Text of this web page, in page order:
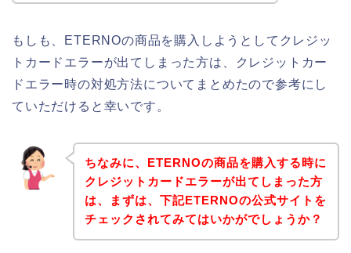
もしも、ETERNOの商品を購入しようとしてクレジッ
トカードエラーが出てしまった方は、クレジットカー
ドエラー時の対処方法についてまとめたので参考にし
ていただけると幸いです。
ちなみに、ETERNOの商品を購入する時に
クレジットカードエラーが出てしまった方
は、まずは、下記ETERNOの公式サイトを
チェックされてみてはいかがでしょうか？